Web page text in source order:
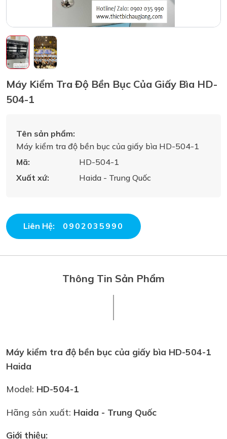
Máy Kiểm Tra Độ Bền Bục Của Giấy Bìa HD-
504-1
Tên sản phẩm:
Máy kiểm tra độ bền bục của giấy bìa HD-504-1
Mã:
HD-504-1
Xuất xứ:
Haida - Trung Quốc
Liên Hệ: 0902035990
Thông Tin Sản Phẩm
Máy kiểm tra độ bền bục của giấy bìa HD-504-1
Haida
Model: HD-504-1
Hãng sản xuất: Haida - Trung Quốc
Giới thiệu: